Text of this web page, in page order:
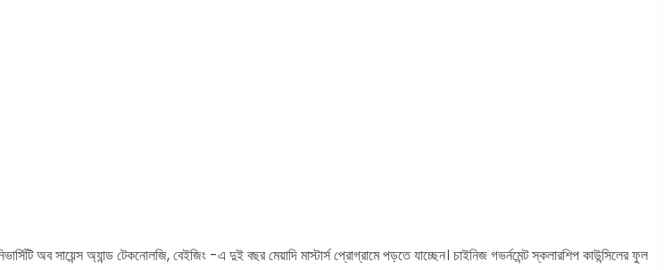
অব সায়েন্স অ্যান্ড টেকনোলজি, বেইজিং -এ দুই বছর মেয়াদি মাস্টার্স প্রোগ্রামে পড়তে যাচ্ছেন। চাইনিজ গভর্নমেন্ট স্কলারশিপ কাউন্সিলের ফুল